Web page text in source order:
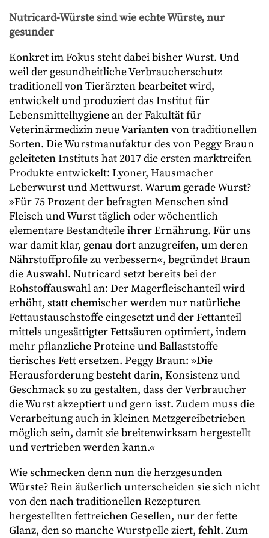
Nutricard-Würste sind wie echte Würste, nur
gesunder
Konkret im Fokus steht dabei bisher Wurst. Und
weil der gesundheitliche Verbraucherschutz
traditionell von Tierärzten bearbeitet wird,
entwickelt und produziert das Institut für
Lebensmittelhygiene an der Fakultät für
Veterinärmedizin neue Varianten von traditionellen
Sorten. Die Wurstmanufaktur des von Peggy Braun
geleiteten Instituts hat 2017 die ersten marktreifen
Produkte entwickelt: Lyoner, Hausmacher
Leberwurst und Mettwurst. Warum gerade Wurst?
»Für 75 Prozent der befragten Menschen sind
Fleisch und Wurst täglich oder wöchentlich
elementare Bestandteile ihrer Ernährung. Für uns
war damit klar, genau dort anzugreifen, um deren
Nährstoffprofile zu verbessern«, begründet Braun
die Auswahl. Nutricard setzt bereits bei der
Rohstoffauswahl an: Der Magerfleischanteil wird
erhöht, statt chemischer werden nur natürliche
Fettaustauschstoffe eingesetzt und der Fettanteil
mittels ungesättigter Fettsäuren optimiert, indem
mehr pflanzliche Proteine und Ballaststoffe
tierisches Fett ersetzen. Peggy Braun: »Die
Herausforderung besteht darin, Konsistenz und
Geschmack so zu gestalten, dass der Verbraucher
die Wurst akzeptiert und gern isst. Zudem muss die
Verarbeitung auch in kleinen Metzgereibetrieben
möglich sein, damit sie breitenwirksam hergestellt
und vertrieben werden kann.«
Wie schmecken denn nun die herzgesunden
Würste? Rein äußerlich unterscheiden sie sich nicht
von den nach traditionellen Rezepturen
hergestellten fettreichen Gesellen, nur der fette
Glanz, den so manche Wurstpelle ziert, fehlt. Zum